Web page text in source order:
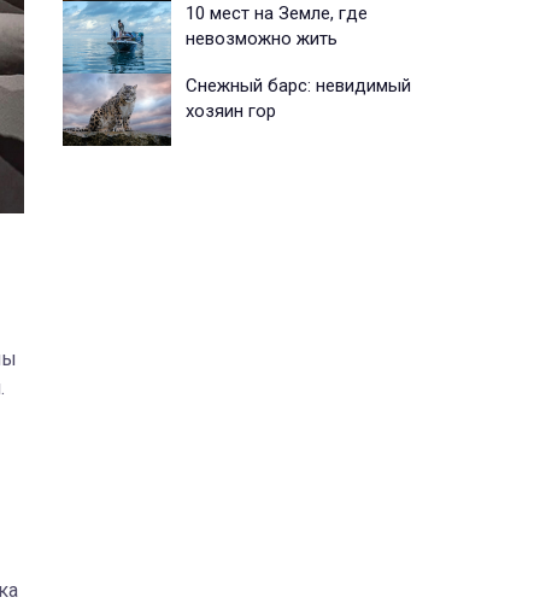
10 мест на Земле, где
невозможно жить
Снежный барс: невидимый
хозяин гор